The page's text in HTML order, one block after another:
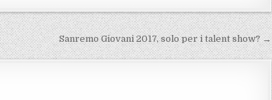
Sanremo Giovani 2017, solo per i talent show? →